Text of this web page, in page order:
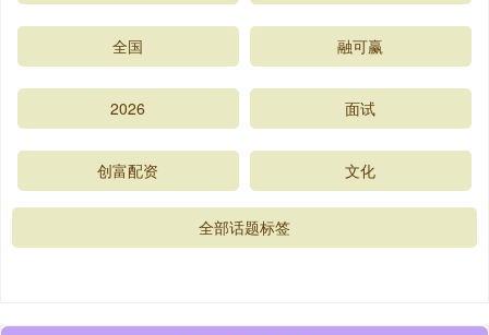
全国 融可赢
2026 面试
创富配资 文化
全部话题标签